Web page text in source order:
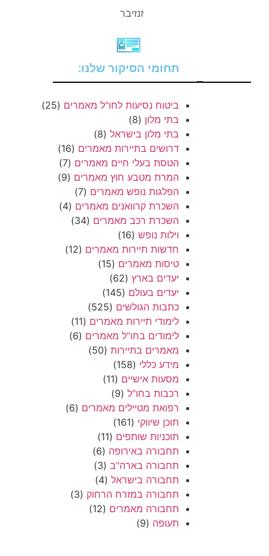
זנזיבר
תחומי הסיקור שלנו:
–
ביטוח נסיעות לחו"ל מאמרים (25)
בתי מלון (8)
בתי מלון בישראל (8)
דרושים בתיירות מאמרים (16)
הטסת בעלי חיים מאמרים (7)
המרת מטבע חוץ מאמרים (9)
הפלגות נופש מאמרים (7)
השכרת קרוואנים מאמרים (4)
השכרת רכב מאמרים (34)
וילות נופש (16)
חדשות תיירות מאמרים (12)
טיסות מאמרים (15)
יעדים בארץ (62)
יעדים בעולם (145)
כתבות הגולשים (525)
לימודי תיירות מאמרים (11)
לימודים בחו"ל מאמרים (6)
מאמרים בתיירות (50)
מידע כללי (158)
מסעות אישיים (11)
רכבות בחו"ל (9)
רפואת מטיילים מאמרים (6)
תוכן שיווקי (161)
תוכניות שותפים (11)
תחבורה באירופה (6)
תחבורה בארה"ב (3)
תחבורה בישראל (4)
תחבורה במזרח הרחוק (3)
תחבורה מאמרים (12)
תעופה (9)